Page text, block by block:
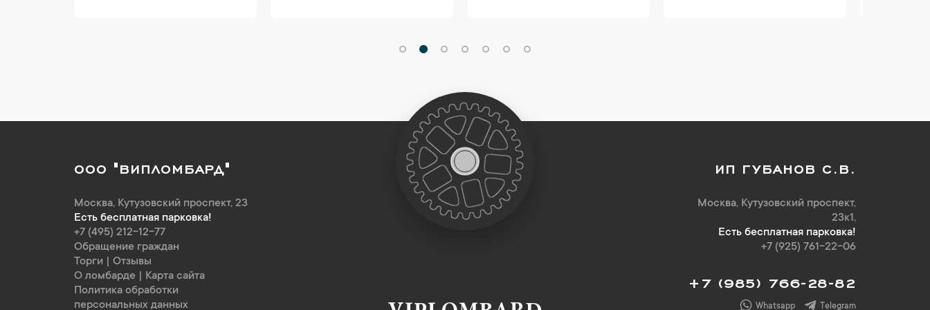
ООО "ВИПЛОМБАРД"
Москва, Кутузовский проспект, 23
Есть бесплатная парковка!
+7 (495) 212-12-77
Обращение граждан
Торги
Отзывы
О ломбарде
Карта сайта
Политика обработки
персональных данных
ИП ГУБАНОВ С.В.
Москва, Кутузовский проспект,
23к1,
Есть бесплатная парковка!
+7 (925) 761-22-06
+7 (985) 766-28-82
Whatsapp Telegram